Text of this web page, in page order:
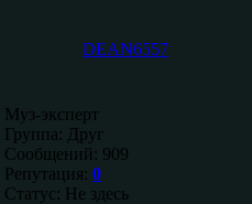
DEAN6557
Муз-эксперт
Группа: Друг
Сообщений: 909
Репутация: 0
Статус: Не здесь